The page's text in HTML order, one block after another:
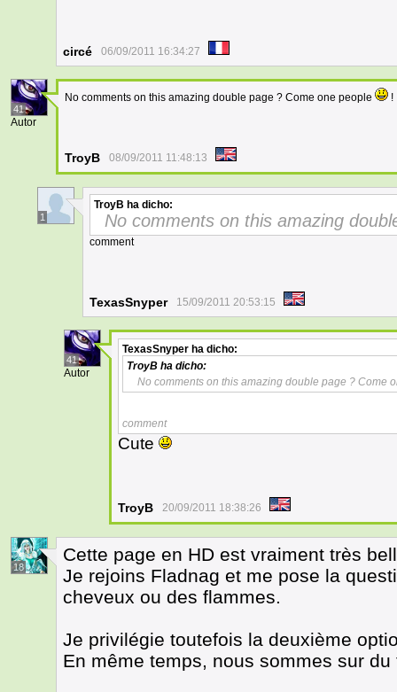
circé 06/09/2011 16:34:27
41
Autor
No comments on this amazing double page ? Come one people !
TroyB 08/09/2011 11:48:13
1
TroyB ha dicho:
No comments on this amazing
comment
TexasSnyper 15/09/2011 20:53:15
41
Autor
TexasSnyper ha dicho:
TroyB ha dicho:
No comments on this amazing double page ? Come
comment
Cute
TroyB 20/09/2011 18:38:26
18
Cette page en HD est vraiment très
Je rejoins Fladnag et me pose la
cheveux ou des flammes.
Je privilégie toutefois la deuxième
En même temps, nous sommes sur